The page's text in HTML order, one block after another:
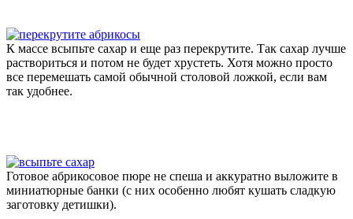
К массе всыпьте сахар и еще раз перекрутите. Так сахар лучше
раствориться и потом не будет хрустеть. Хотя можно просто
все перемешать самой обычной столовой ложкой, если вам
так удобнее.
Готовое абрикосовое пюре не спеша и аккуратно выложите в
миниатюрные банки (с них особенно любят кушать сладкую
заготовку детишки).